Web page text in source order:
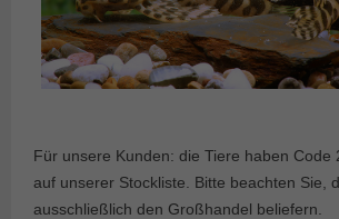
Für unsere Kunden: die Tiere haben Code
auf unserer Stockliste. Bitte beachten Sie,
ausschließlich den Großhandel beliefern.